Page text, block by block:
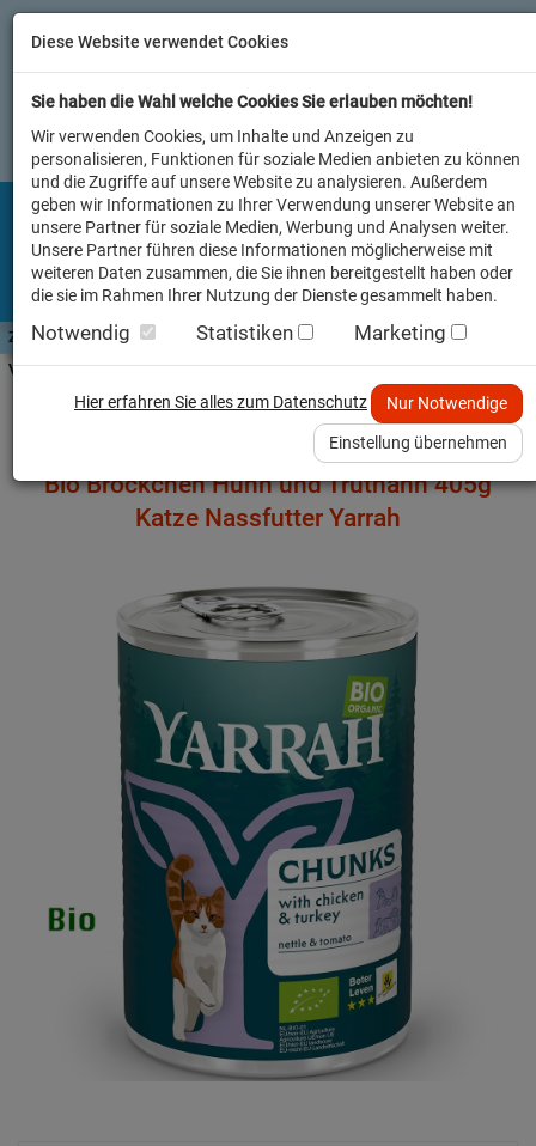
Zutaten A-Z Futterwissen mit Vorrat SPAREN AllesFinder
Service FAQ
Verkäufer vor Ort
Startseite Heimtier Katze Nassfutter
Bio Bröckchen Huhn und Truthahn 405g
Katze Nassfutter Yarrah
Diese Website verwendet Cookies
Sie haben die Wahl welche Cookies Sie erlauben möchten!
Wir verwenden Cookies, um Inhalte und Anzeigen zu
personalisieren, Funktionen für soziale Medien anbieten zu können
und die Zugriffe auf unsere Website zu analysieren. Außerdem
geben wir Informationen zu Ihrer Verwendung unserer Website an
unsere Partner für soziale Medien, Werbung und Analysen weiter.
Unsere Partner führen diese Informationen möglicherweise mit
weiteren Daten zusammen, die Sie ihnen bereitgestellt haben oder
die sie im Rahmen Ihrer Nutzung der Dienste gesammelt haben.
Notwendig Statistiken Marketing
Hier erfahren Sie alles zum Datenschutz Nur Notwendige
Einstellung übernehmen